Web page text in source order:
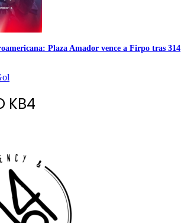
Plaza Amador vence a Firpo tras 314
KB4